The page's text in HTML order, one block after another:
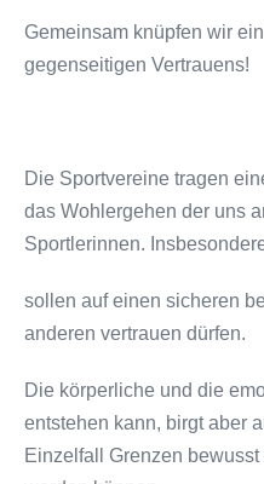
Gemeinsam knüpfen wir
gegenseitigen Vertrauens!
Die Sportvereine tragen
das Wohlergehen der uns
Sportlerinnen.
sollen auf einen sicheren
anderen vertrauen dürfen.
Die körperliche und die
entstehen kann, birgt aber
Einzelfall Grenzen